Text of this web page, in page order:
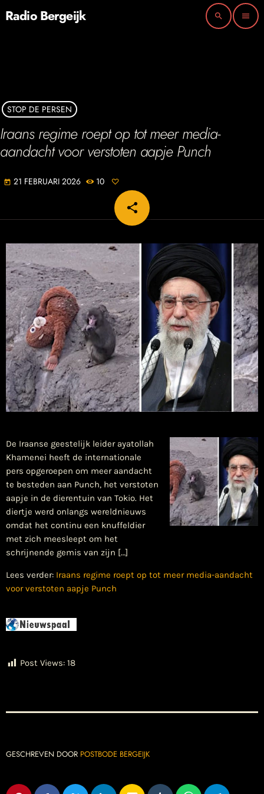
Radio Bergeijk search menu
STOP DE PERSEN
Iraans regime roept op tot meer media-
aandacht voor verstoten aapje Punch
today 21 FEBRUARI 2026 10
share
email
De Iraanse geestelijk leider ayatollah
Khamenei heeft de internationale
pers opgeroepen om meer aandacht
te besteden aan Punch, het verstoten
aapje in de dierentuin van Tokio. Het
diertje werd onlangs wereldnieuws
omdat het continu een knuffeldier
met zich meesleept om het
schrijnende gemis van zijn […]
Lees verder: Iraans regime roept op tot meer media-aandacht
voor verstoten aapje Punch
Post Views: 18
GESCHREVEN DOOR POSTBODE BERGEIJK